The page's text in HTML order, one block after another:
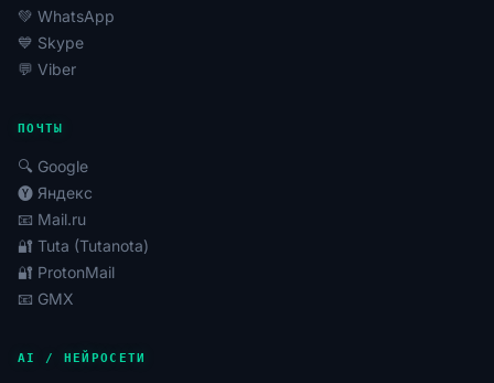
💚 WhatsApp
💙 Skype
💬 Viber
ПОЧТЫ
🔍 Google
🅨 Яндекс
📧 Mail.ru
🔐 Tuta (Tutanota)
🔐 ProtonMail
📧 GMX
AI / НЕЙРОСЕТИ